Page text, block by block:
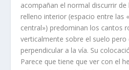
acompañan el normal discurrir de
relleno interior (espacio entre las
central») predominan los cantos
verticalmente sobre el suelo pero
perpendicular a la ví­a. Su
Parece que tiene que ver con el